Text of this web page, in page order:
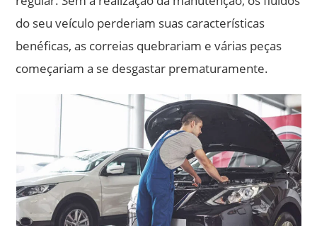
do seu veículo perderiam suas características
benéficas, as correias quebrariam e várias peças
começariam a se desgastar prematuramente.